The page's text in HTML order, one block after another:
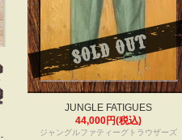
JUNGLE FATIGUES
44,000円(税込)
ジャングルファティーグトラウザーズ